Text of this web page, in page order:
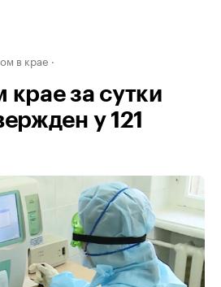
в крае
крае за сутки
у 121